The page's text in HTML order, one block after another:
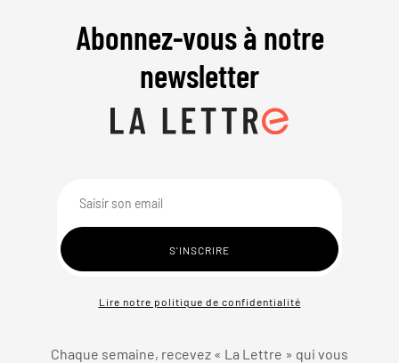
Abonnez-vous à notre
newsletter
Lire notre politique de confidentialité
Chaque semaine, recevez « La Lettre » qui vous